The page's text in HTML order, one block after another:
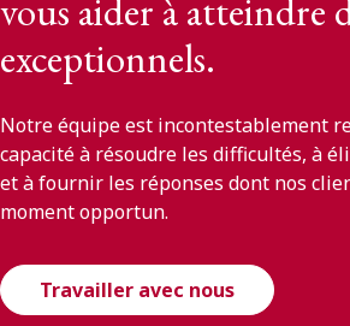
vous aider à atteindre
exceptionnels.
Notre équipe est incontestablement
capacité à résoudre les difficultés, à
et à fournir les réponses dont nos
moment opportun.
Travailler avec nous